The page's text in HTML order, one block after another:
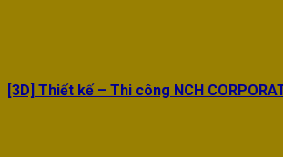
[3D] Thiết kế – Thi công NCH